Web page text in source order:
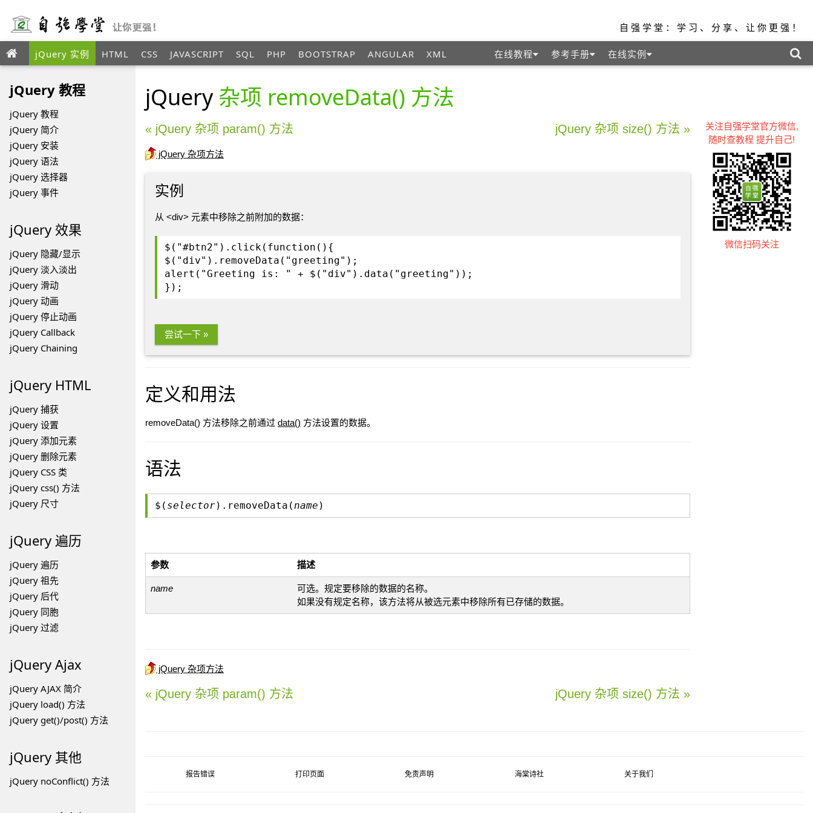
自强学堂：学习、分享、让你更强！
jQuery 实例 HTML CSS JAVASCRIPT SQL PHP BOOTSTRAP ANGULAR XML 在线教程 参考手册 在线实例
jQuery 教程
jQuery 教程
jQuery 简介
jQuery 安装
jQuery 语法
jQuery 选择器
jQuery 事件
jQuery 效果
jQuery 隐藏/显示
jQuery 淡入淡出
jQuery 滑动
jQuery 动画
jQuery 停止动画
jQuery Callback
jQuery Chaining
jQuery HTML
jQuery 捕获
jQuery 设置
jQuery 添加元素
jQuery 删除元素
jQuery CSS 类
jQuery css() 方法
jQuery 尺寸
jQuery 遍历
jQuery 遍历
jQuery 祖先
jQuery 后代
jQuery 同胞
jQuery 过滤
jQuery Ajax
jQuery AJAX 简介
jQuery load() 方法
jQuery get()/post() 方法
jQuery 其他
jQuery noConflict() 方法
jQuery 杂项 removeData() 方法
« jQuery 杂项 param() 方法 jQuery 杂项 size() 方法 »
jQuery 杂项方法
实例
从 <div> 元素中移除之前附加的数据：
$("#btn2").click(function(){
$("div").removeData("greeting");
alert("Greeting is: " + $("div").data("greeting"));
});
尝试一下 »
定义和用法
removeData() 方法移除之前通过 data() 方法设置的数据。
语法
$( selector).removeData(name )
参数 描述
name
可选。规定要移除的数据的名称。
如果没有规定名称，该方法将从被选元素中移除所有已存储的数据。
jQuery 杂项方法
« jQuery 杂项 param() 方法 jQuery 杂项 size() 方法 »
关注自强学堂官方微信,
随时查教程 提升自己!
微信扫码关注
报告错误 打印页面 免责声明 海棠诗社 关于我们